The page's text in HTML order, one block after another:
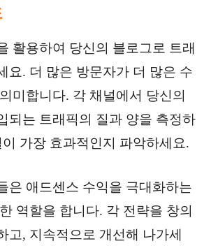
활용하여 당신의 블로그로 트래
요. 더 많은 방문자가 더 많은 수
미합니다. 각 채널에서 당신의
되는 트래픽의 질과 양을 측정하
가장 효과적인지 파악하세요.
은 애드센스 수익을 극대화하는
역할을 합니다. 각 전략을 창의
고, 지속적으로 개선해 나가세